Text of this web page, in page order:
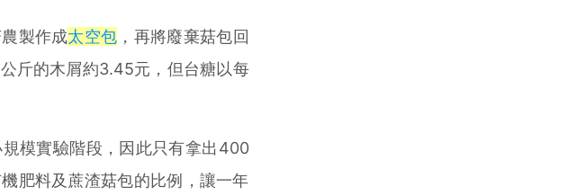
製作成太空包 ，再將廢棄菇包回
斤的木屑約3.45元，但台糖以每
模實驗階段，因此只有拿出400
肥料及蔗渣菇包的比例，讓一年